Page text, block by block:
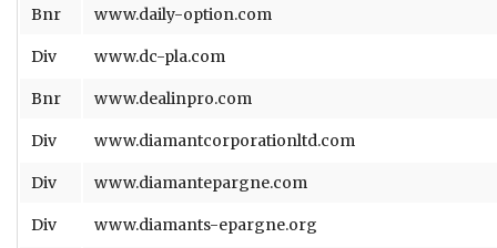
Bnr www.daily-option.com
Div www.dc-pla.com
Bnr www.dealinpro.com
Div www.diamantcorporationltd.com
Div www.diamantepargne.com
Div www.diamants-epargne.org